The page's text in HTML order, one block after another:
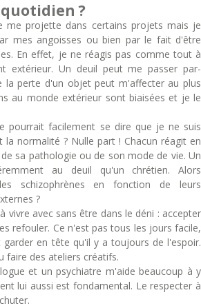
?
me projette dans certains projets mais je
mes angoisses ou bien par le fait d'être
En effet, je ne réagis pas comme tout à
extérieur. Un deuil peut me passer par-
la perte d'un objet peut m'affecter au plus
au monde extérieur sont biaisées et je le
pourrait facilement se dire que je ne suis
normalité ? Nulle part ! Chacun réagit en
sa pathologie ou de son mode de vie. Un
au deuil qu'un chrétien. Alors
schizophrènes en fonction de leurs
?
vivre avec sans être dans le déni : accepter
refouler. Ce n'est pas tous les jours facile,
en tête qu'il y a toujours de l'espoir.
faire des ateliers créatifs.
et un psychiatre m'aide beaucoup à y
lui aussi est fondamental. Le respecter à